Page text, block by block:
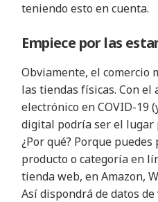
teniendo esto en cuenta.
Empiece por las
Obviamente, el comercio
las tiendas físicas. Con el
electrónico en COVID-19
digital podría ser el lugar
¿Por qué? Porque
producto o categoría en
tienda web, en Amazon,
Así dispondrá de datos